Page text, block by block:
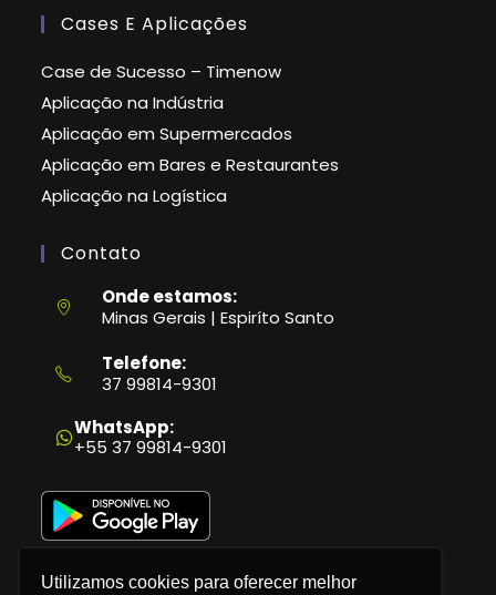
Utilizamos cookies para oferecer melhor
Cases E Aplicações
Case de Sucesso – Timenow
Aplicação na Indústria
Aplicação em Supermercados
Aplicação em Bares e Restaurantes
Aplicação na Logística
Contato
Onde estamos:
Minas Gerais | Espiríto Santo
Telefone:
37 99814-9301
em
seu
aplicativo
WhatsApp:
+55 37 99814-9301